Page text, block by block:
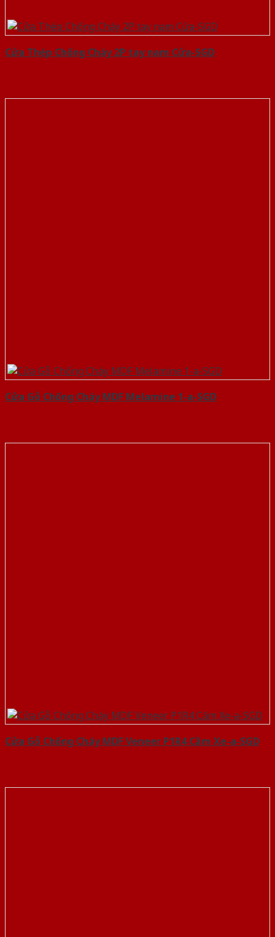
Cửa Thép Chống Cháy 2P tay nam Cửa-SGD
Cửa Gỗ Chống Cháy MDF Melamine 1-a-SGD
Cửa Gỗ Chống Cháy MDF Veneer P1R4 Căm Xe-a-SGD